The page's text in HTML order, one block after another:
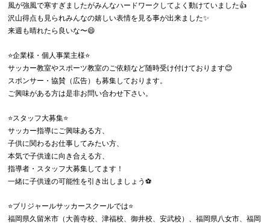
風が強風で寒すぎましたがみんなハードワークしてよく動けていました👍
沢山得点も見られみんなの嬉しい表情を見る事が出来ました✨
来週も晴れたら良いな〜😄
⭐️企業様・個人事業主様⭐️
サッカー教室やスポーツ教室のご依頼など随時受け付けております😊
スポンサー・協賛（広告）も募集しております。
ご興味がある方は是非お問い合わせ下さい。
⭐️スタッフ大募集⭐️
サッカー指導にご興味ある方、
子供に関わるお仕事してみたい方、
本気で子供達に向き合える方、
指導者・スタッフ大募集してます！
一緒に子供達の可能性を引き出しましょう⚽️
⭐️ブリジャールサッカースクールでは⭐️
福岡県久留米市（大善寺校、津福校、御井校、安武校）、福岡県八女市、福岡